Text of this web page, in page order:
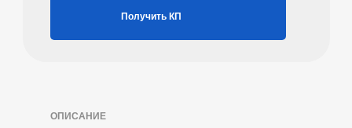
Получить КП
ОПИСАНИЕ